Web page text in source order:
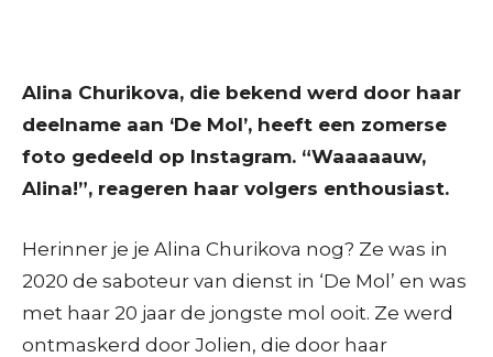
Alina Churikova, die bekend werd door haar
deelname aan ‘De Mol’, heeft een zomerse
foto gedeeld op Instagram. “Waaaaauw,
Alina!”, reageren haar volgers enthousiast.
Herinner je je Alina Churikova nog? Ze was in
2020 de saboteur van dienst in ‘De Mol’ en was
met haar 20 jaar de jongste mol ooit. Ze werd
ontmaskerd door Jolien, die door haar